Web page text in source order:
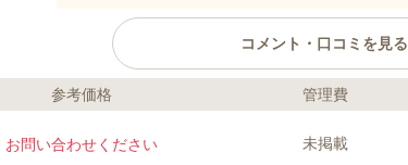
コメント・口コミを見る
口コミ評価
参考価格 管理費
お問い合わせください 未掲載